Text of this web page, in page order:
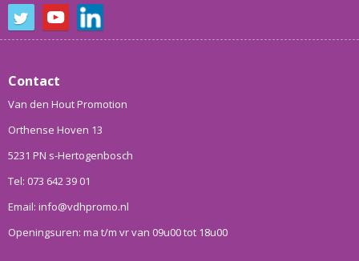
Contact
Van den Hout Promotion
Orthense Hoven 13
5231 PN s-Hertogenbosch
Tel: 073 642 39 01
Email: info@vdhpromo.nl
Openingsuren: ma t/m vr van 09u00 tot 18u00